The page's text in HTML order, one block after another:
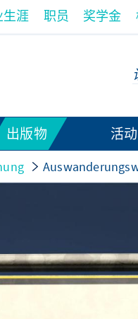
生涯 职员 奖学金
出版物 活动